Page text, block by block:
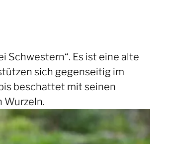
Schwestern“. Es ist eine alte
sich gegenseitig im
beschattet mit seinen
Wurzeln.